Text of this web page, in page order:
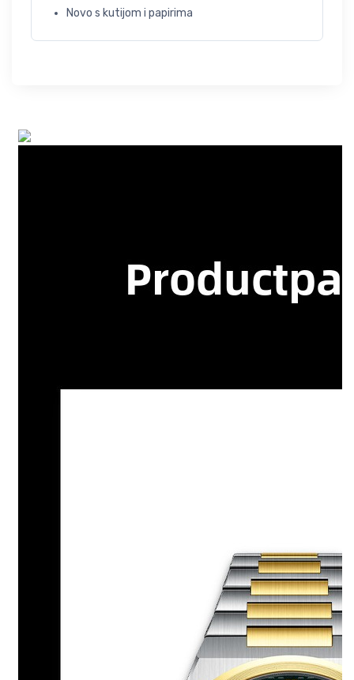
Novo s kutijom i papirima